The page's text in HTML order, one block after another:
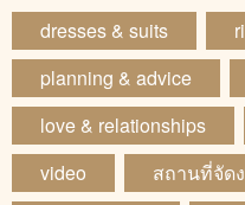
dresses & suits
planning & advice
love & relationships
video
สถานที่จัด